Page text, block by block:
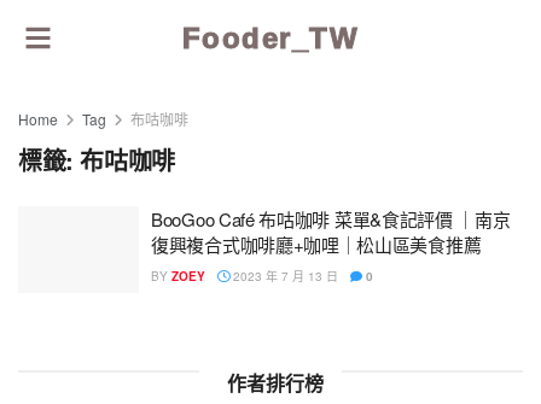
Fooder_TW
Home Tag 布咕咖啡
標籤:布咕咖啡
BooGoo Café 布咕咖啡 菜單&食記評價 ｜南京
復興複合式咖啡廳+咖哩｜松山區美食推薦
BY ZOEY 2023 年 7 月 13 日 0
作者排行榜